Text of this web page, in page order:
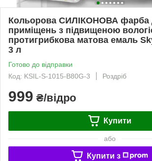
Кольорова СИЛІКОНОВА фарба
приміщень з підвищеною
протигрибкова матова емаль
3 л
Готово до відправки
Код: KSIL-S-1015-B80G-3
Роздріб
999 ₴/відро
Купити
або
Купити з